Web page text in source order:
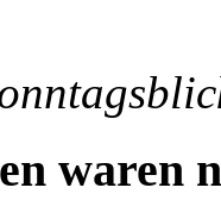
waren